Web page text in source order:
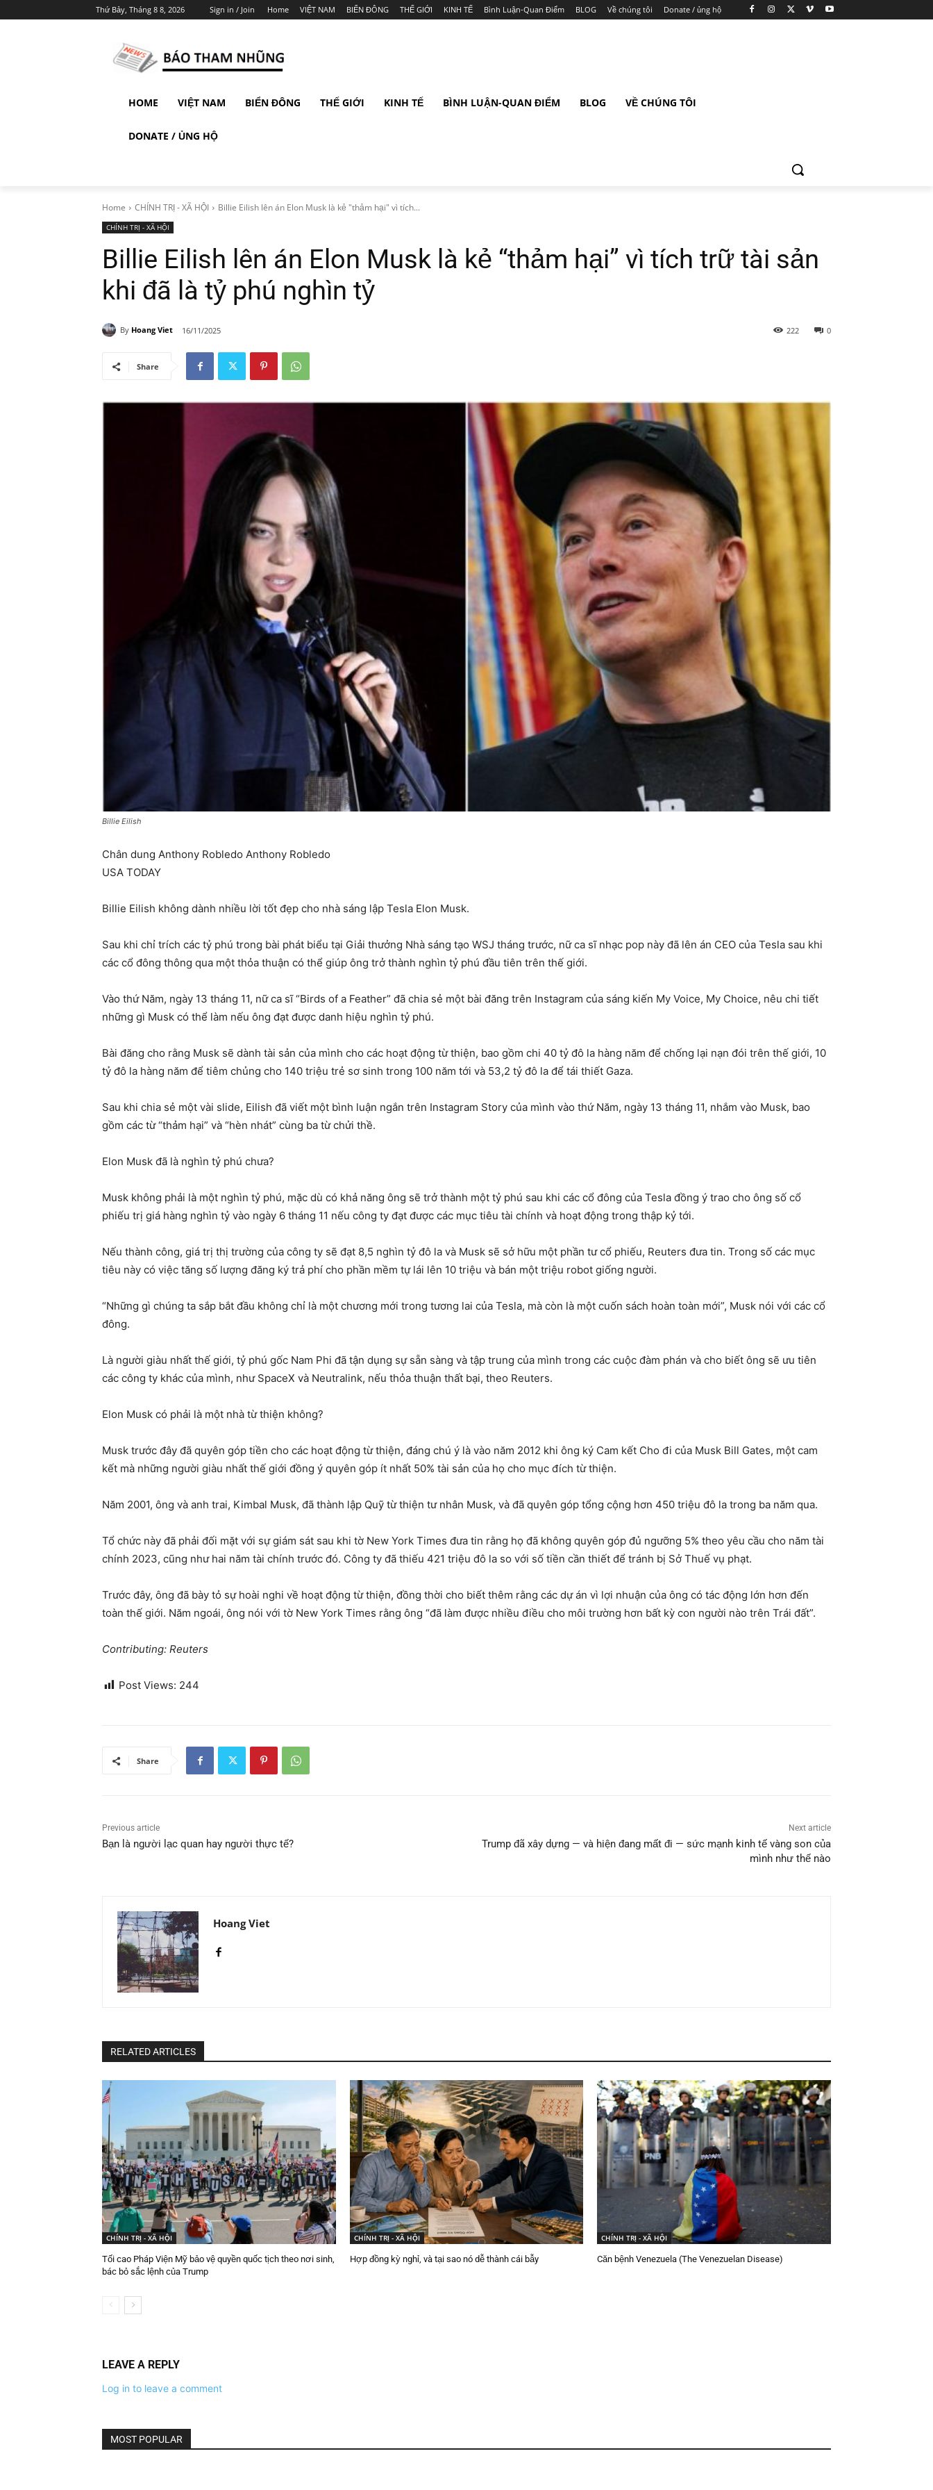
Thứ Bảy, Tháng 8 8, 2026 Sign in / Join Home VIỆT NAM BIỂN ĐÔNG THẾ GIỚI KINH TẾ Bình Luận-Quan Điểm BLOG Về chúng tôi Donate / ủng hộ
HOME VIỆT NAM BIỂN ĐÔNG THẾ GIỚI KINH TẾ BÌNH LUẬN-QUAN ĐIỂM BLOG VỀ CHÚNG TÔI
DONATE / ỦNG HỘ
Home CHÍNH TRỊ - XÃ HỘI Billie Eilish lên án Elon Musk là kẻ "thảm hại" vì tích...
CHÍNH TRỊ - XÃ HỘI
Billie Eilish lên án Elon Musk là kẻ “thảm hại” vì tích trữ tài sản
khi đã là tỷ phú nghìn tỷ
By Hoang Viet 16/11/2025 0
222
Share
Billie Eilish
Chân dung Anthony Robledo Anthony Robledo
USA TODAY
Billie Eilish không dành nhiều lời tốt đẹp cho nhà sáng lập Tesla Elon Musk.
Sau khi chỉ trích các tỷ phú trong bài phát biểu tại Giải thưởng Nhà sáng tạo WSJ tháng trước, nữ ca sĩ nhạc pop này đã lên án CEO của Tesla sau khi
các cổ đông thông qua một thỏa thuận có thể giúp ông trở thành nghìn tỷ phú đầu tiên trên thế giới.
Vào thứ Năm, ngày 13 tháng 11, nữ ca sĩ “Birds of a Feather” đã chia sẻ một bài đăng trên Instagram của sáng kiến ​​My Voice, My Choice, nêu chi tiết
những gì Musk có thể làm nếu ông đạt được danh hiệu nghìn tỷ phú.
Bài đăng cho rằng Musk sẽ dành tài sản của mình cho các hoạt động từ thiện, bao gồm chi 40 tỷ đô la hàng năm để chống lại nạn đói trên thế giới, 10
tỷ đô la hàng năm để tiêm chủng cho 140 triệu trẻ sơ sinh trong 100 năm tới và 53,2 tỷ đô la để tái thiết Gaza.
Sau khi chia sẻ một vài slide, Eilish đã viết một bình luận ngắn trên Instagram Story của mình vào thứ Năm, ngày 13 tháng 11, nhắm vào Musk, bao
gồm các từ “thảm hại” và “hèn nhát” cùng ba từ chửi thề.
Elon Musk đã là nghìn tỷ phú chưa?
Musk không phải là một nghìn tỷ phú, mặc dù có khả năng ông sẽ trở thành một tỷ phú sau khi các cổ đông của Tesla đồng ý trao cho ông số cổ
phiếu trị giá hàng nghìn tỷ vào ngày 6 tháng 11 nếu công ty đạt được các mục tiêu tài chính và hoạt động trong thập kỷ tới.
Nếu thành công, giá trị thị trường của công ty sẽ đạt 8,5 nghìn tỷ đô la và Musk sẽ sở hữu một phần tư cổ phiếu, Reuters đưa tin. Trong số các mục
tiêu này có việc tăng số lượng đăng ký trả phí cho phần mềm tự lái lên 10 triệu và bán một triệu robot giống người.
“Những gì chúng ta sắp bắt đầu không chỉ là một chương mới trong tương lai của Tesla, mà còn là một cuốn sách hoàn toàn mới”, Musk nói với các cổ
đông.
Là người giàu nhất thế giới, tỷ phú gốc Nam Phi đã tận dụng sự sẵn sàng và tập trung của mình trong các cuộc đàm phán và cho biết ông sẽ ưu tiên
các công ty khác của mình, như SpaceX và Neutralink, nếu thỏa thuận thất bại, theo Reuters.
Elon Musk có phải là một nhà từ thiện không?
Musk trước đây đã quyên góp tiền cho các hoạt động từ thiện, đáng chú ý là vào năm 2012 khi ông ký Cam kết Cho đi của Musk Bill Gates, một cam
kết mà những người giàu nhất thế giới đồng ý quyên góp ít nhất 50% tài sản của họ cho mục đích từ thiện.
Năm 2001, ông và anh trai, Kimbal Musk, đã thành lập Quỹ từ thiện tư nhân Musk, và đã quyên góp tổng cộng hơn 450 triệu đô la trong ba năm qua.
Tổ chức này đã phải đối mặt với sự giám sát sau khi tờ New York Times đưa tin rằng họ đã không quyên góp đủ ngưỡng 5% theo yêu cầu cho năm tài
chính 2023, cũng như hai năm tài chính trước đó. Công ty đã thiếu 421 triệu đô la so với số tiền cần thiết để tránh bị Sở Thuế vụ phạt.
Trước đây, ông đã bày tỏ sự hoài nghi về hoạt động từ thiện, đồng thời cho biết thêm rằng các dự án vì lợi nhuận của ông có tác động lớn hơn đến
toàn thế giới. Năm ngoái, ông nói với tờ New York Times rằng ông “đã làm được nhiều điều cho môi trường hơn bất kỳ con người nào trên Trái đất”.
Contributing: Reuters
Post Views: 244
Share
Previous article
Bạn là người lạc quan hay người thực tế?
Next article
Trump đã xây dựng — và hiện đang mất đi — sức mạnh kinh tế vàng son của
mình như thế nào
Hoang Viet
RELATED ARTICLES
CHÍNH TRỊ - XÃ HỘI
Tối cao Pháp Viện Mỹ bảo vệ quyền quốc tịch theo nơi sinh,
bác bỏ sắc lệnh của Trump
CHÍNH TRỊ - XÃ HỘI
Hợp đồng kỳ nghỉ, và tại sao nó dễ thành cái bẫy
CHÍNH TRỊ - XÃ HỘI
Căn bệnh Venezuela (The Venezuelan Disease)
LEAVE A REPLY
Log in to leave a comment
MOST POPULAR